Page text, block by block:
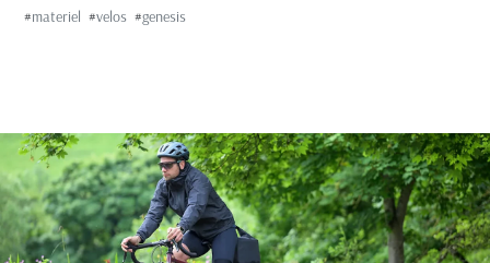
#materiel #velos #genesis